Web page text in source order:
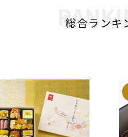
総合ランキ